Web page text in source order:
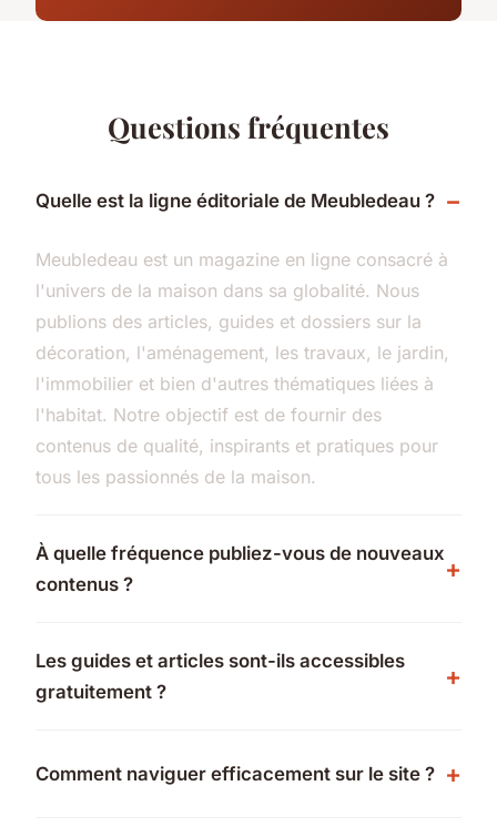
Questions fréquentes
Quelle est la ligne éditoriale de Meubledeau ?
Meubledeau est un magazine en ligne consacré à
l'univers de la maison dans sa globalité. Nous
publions des articles, guides et dossiers sur la
décoration, l'aménagement, les travaux, le jardin,
l'immobilier et bien d'autres thématiques liées à
l'habitat. Notre objectif est de fournir des
contenus de qualité, inspirants et pratiques pour
tous les passionnés de la maison.
À quelle fréquence publiez-vous de nouveaux
contenus ?
Les guides et articles sont-ils accessibles
gratuitement ?
Comment naviguer efficacement sur le site ?